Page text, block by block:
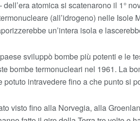
atomica si scatenarono il 1°
(all’idrogeno) nelle Isole
un’intera isola e
sviluppò bombe più potenti e le
bombe termonucleari nel 1961. La
intravedere fino a che punto si
visto fino alla Norvegia, alla